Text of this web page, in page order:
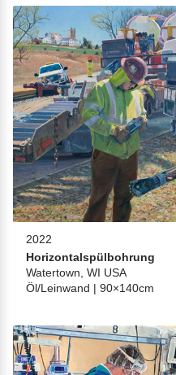
2022
Horizontalspülbohrung
Watertown, WI USA
Öl/Leinwand | 90×140cm